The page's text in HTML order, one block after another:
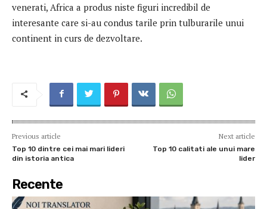
venerati, Africa a produs niste figuri incredibil de
interesante care si-au condus tarile prin tulburarile unui
continent in curs de dezvoltare.
Previous article
Top 10 dintre cei mai mari lideri
din istoria antica
Next article
Top 10 calitati ale unui mare
lider
Recente